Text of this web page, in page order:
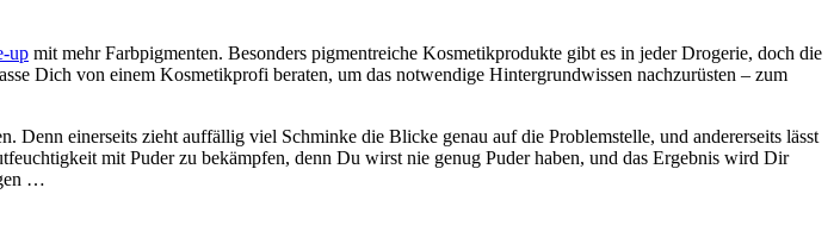
up mit mehr Farbpigmenten. Besonders pigmentreiche Kosmetikprodukte gibt es in jeder Drogerie, doch die
Dich von einem Kosmetikprofi beraten, um das notwendige Hintergrundwissen nachzurüsten – zum
einerseits zieht auffällig viel Schminke die Blicke genau auf die Problemstelle, und andererseits lässt
mit Puder zu bekämpfen, denn Du wirst nie genug Puder haben, und das Ergebnis wird Dir
…